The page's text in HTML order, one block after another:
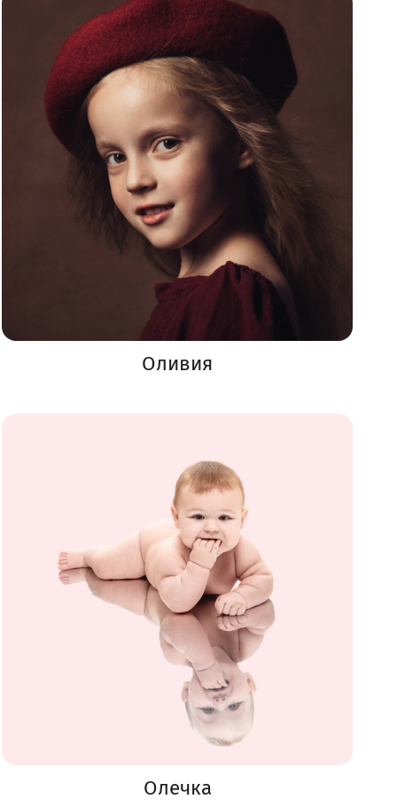
Оливия
Олечка